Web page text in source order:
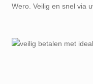
Wero. Veilig en snel via